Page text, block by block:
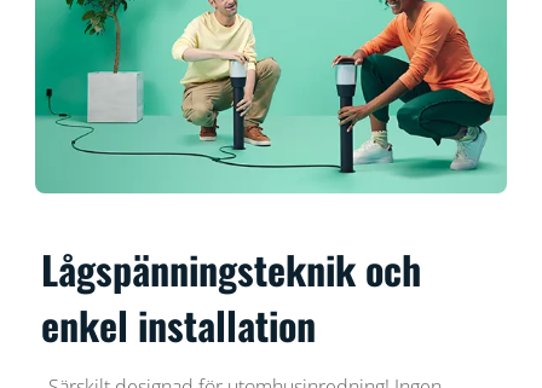
Lågspänningsteknik och
enkel installation